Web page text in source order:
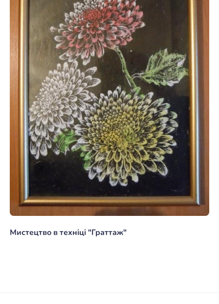
Мистецтво в техніці "Граттаж"